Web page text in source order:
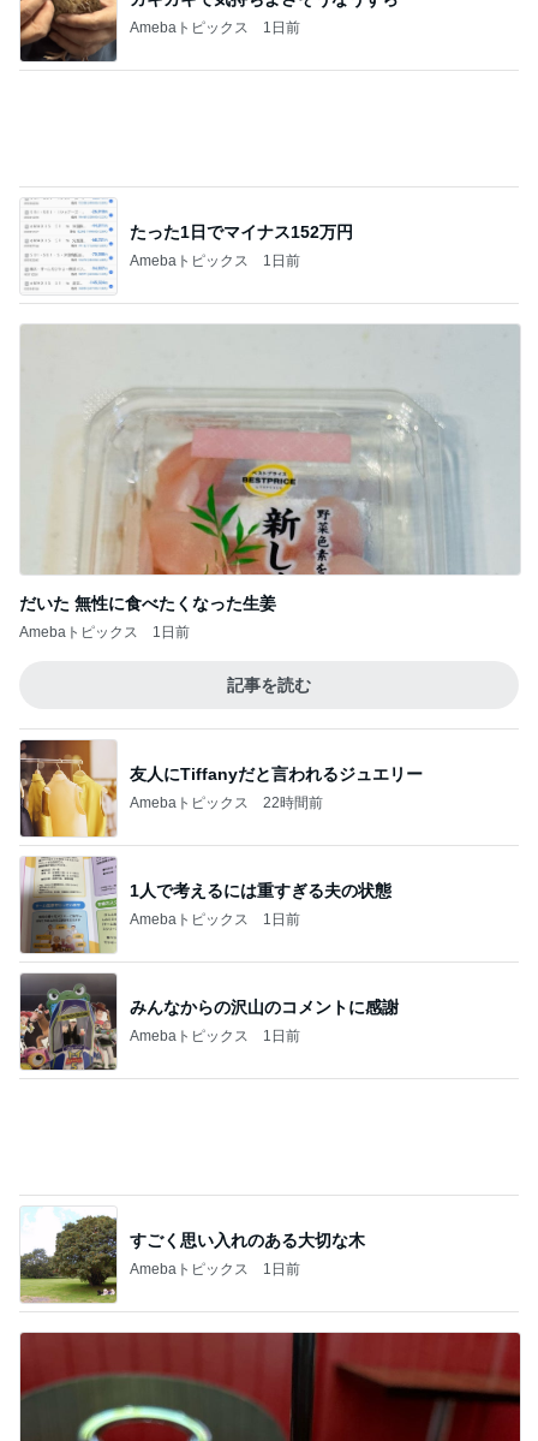
このジャンルの記事をもっと見る
レジェンド松下のなんでもプレゼン！
Amebaトピックス 17時間前
細川直美 coccole冬の新作打合せ
Amebaトピックス
ひと目見て好きになった可愛い時計
Amebaトピックス 2日前
ハワイでハマったグミは中国のお菓子
Amebaトピックス 1日前
羨ましいと思った派遣社員の有給
Amebaトピックス 1日前
夏休みは朝練と夜練のダブル
Amebaトピックス
記事を読む
粉瘤が出来てない毎日の重曹風呂